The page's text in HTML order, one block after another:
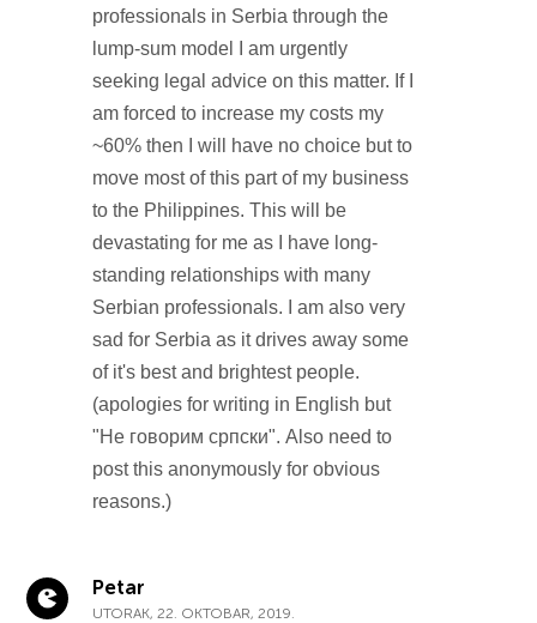
professionals in Serbia through the
lump-sum model I am urgently
seeking legal advice on this matter. If I
am forced to increase my costs my
~60% then I will have no choice but to
move most of this part of my business
to the Philippines. This will be
devastating for me as I have long-
standing relationships with many
Serbian professionals. I am also very
sad for Serbia as it drives away some
of it's best and brightest people.
(apologies for writing in English but
"Не говорим српски". Also need to
post this anonymously for obvious
reasons.)
Petar
UTORAK, 22. OKTOBAR, 2019.